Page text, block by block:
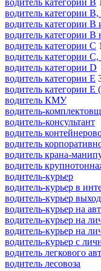
водитель категории
водитель категории B
водитель категории
водитель категории C 1
водитель категории
водитель категории D
водитель категории E
водитель категории E
водитель КМУ
водитель-
водитель-консультант
водитель
водитель
водитель крана-
водитель
водитель-курьер
водитель-курьер в
водитель-курьер
водитель-курьер на
водитель-курьер на
водитель-курьер на
водитель-курьер с
водитель легкового
водитель лесовоза